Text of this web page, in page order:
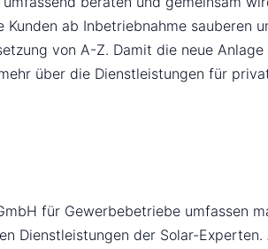
ab Inbetriebnahme sauberen
von A-Z. Damit die neue
über die Dienstleistungen für
für Gewerbebetriebe umfassen
Dienstleistungen der Solar-